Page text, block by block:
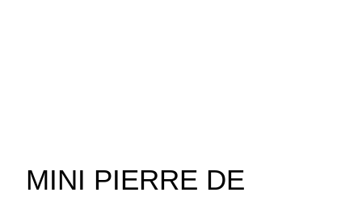
MINI PIERRE DE